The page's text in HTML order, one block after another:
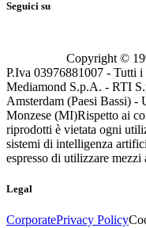
Seguici su
Copyright ©
P.Iva 03976881007 - Tutti
Mediamond S.p.A. - RTI
Amsterdam (Paesi Bassi)
Monzese (MI)Rispetto ai
riprodotti è vietata ogni
sistemi di intelligenza
espresso di utilizzare
Legal
CorporatePrivacy Policy